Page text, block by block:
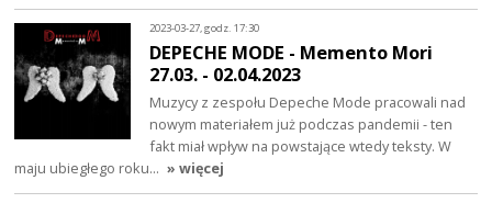
2023-03-27, godz. 17:30
DEPECHE MODE - Memento Mori
27.03. - 02.04.2023
Muzycy z zespołu Depeche Mode pracowali nad
nowym materiałem już podczas pandemii - ten
fakt miał wpływ na powstające wtedy teksty. W
maju ubiegłego roku… » więcej